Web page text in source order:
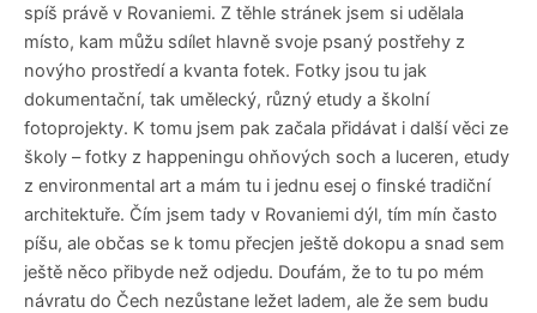
spíš právě v Rovaniemi. Z těhle stránek jsem si udělala
místo, kam můžu sdílet hlavně svoje psaný postřehy z
novýho prostředí a kvanta fotek. Fotky jsou tu jak
dokumentační, tak umělecký, různý etudy a školní
fotoprojekty. K tomu jsem pak začala přidávat i další věci ze
školy – fotky z happeningu ohňových soch a luceren, etudy
z environmental art a mám tu i jednu esej o finské tradiční
architektuře. Čím jsem tady v Rovaniemi dýl, tím mín často
píšu, ale občas se k tomu přecjen ještě dokopu a snad sem
ještě něco přibyde než odjedu. Doufám, že to tu po mém
návratu do Čech nezůstane ležet ladem, ale že sem budu